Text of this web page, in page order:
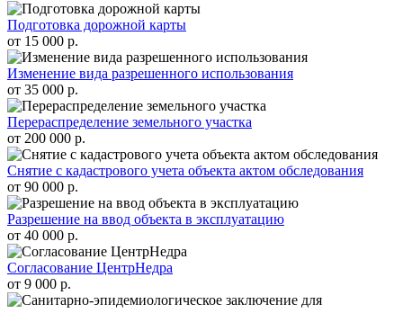
Подготовка дорожной карты
от 15 000 р.
Изменение вида разрешенного использования
от 35 000 р.
Перераспределение земельного участка
от 200 000 р.
Снятие с кадастрового учета объекта актом обследования
от 90 000 р.
Разрешение на ввод объекта в эксплуатацию
от 40 000 р.
Согласование ЦентрНедра
от 9 000 р.